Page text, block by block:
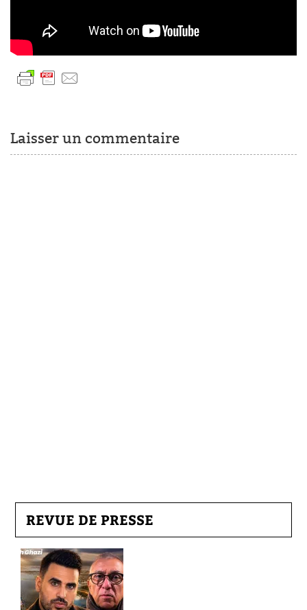
Laisser un commentaire
REVUE DE PRESSE